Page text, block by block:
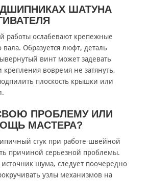
ШАТУНА
работы ослабевают крепежные
вала. Образуется люфт, деталь
винт может задевать
крепления вовремя не затянуть,
плоскость крышки или
ПРОБЛЕМУ ИЛИ
МАСТЕРА?
стук при работе швейной
причиной серьезной проблемы.
шума, следует поочередно
узлы механизмов на